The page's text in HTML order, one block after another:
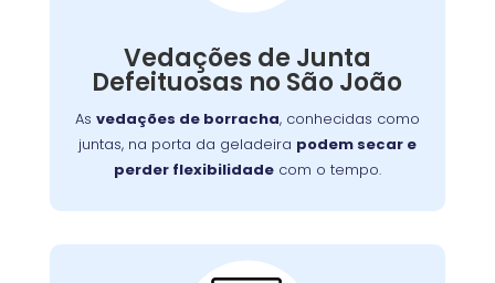
Vedações de Junta
Defeituosas no São João
As vedações de borracha, conhecidas como
juntas, na porta da geladeira podem secar e
perder flexibilidadecom o tempo.
Se o seu aparelho apresenta problemas como
equipe está preparada para consertá-lo com
eficiência, garantindo sua funcionalidade no
dia a dia.